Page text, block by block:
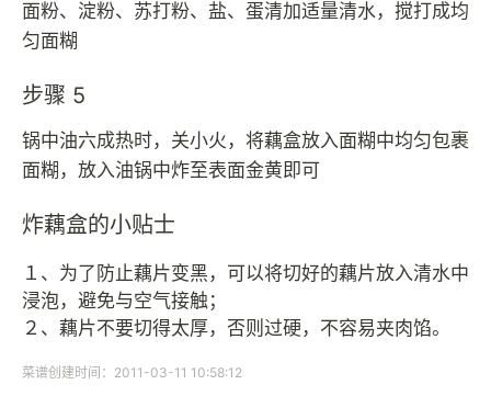
面粉、淀粉、苏打粉、盐、蛋清加适量清水，搅打成均
匀面糊
步骤 5
锅中油六成热时，关小火，将藕盒放入面糊中均匀包裹
面糊，放入油锅中炸至表面金黄即可
炸藕盒的小贴士
１、为了防止藕片变黑，可以将切好的藕片放入清水中
浸泡，避免与空气接触；
２、藕片不要切得太厚，否则过硬，不容易夹肉馅。
菜谱创建时间：2011-03-11 10:58:12